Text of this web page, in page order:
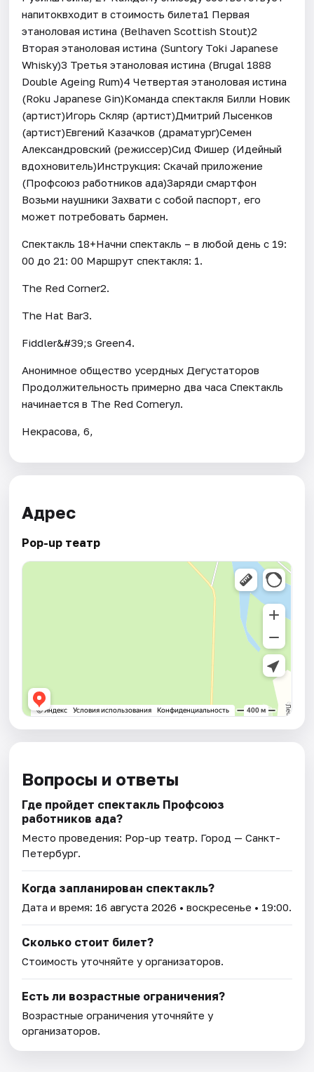
напитоквходит в стоимость билета1 Первая
этаноловая истина (Belhaven Scottish Stout)2
Вторая этаноловая истина (Suntory Toki Japanese
Whisky)3 Третья этаноловая истина (Brugal 1888
Double Ageing Rum)4 Четвертая этаноловая истина
(Roku Japanese Gin)Команда спектакля Билли Новик
(артист)Игорь Скляр (артист)Дмитрий Лысенков
(артист)Евгений Казачков (драматург)Семен
Александровский (режиссер)Сид Фишер (Идейный
вдохновитель)Инструкция: Скачай приложение
(Профсоюз работников ада)Заряди смартфон
Возьми наушники Захвати с собой паспорт, его
может потребовать бармен.
Спектакль 18+Начни спектакль – в любой день с 19:
00 до 21: 00 Маршрут спектакля: 1.
The Red Corner2.
The Hat Bar3.
Fiddler&#39;s Green4.
Анонимное общество усердных Дегустаторов
Продолжительность примерно два часа Спектакль
начинается в The Red Cornerул.
Некрасова, 6,
Адрес
Pop-up театр
Вопросы и ответы
Где пройдет спектакль Профсоюз
работников ада?
Место проведения: Pop-up театр. Город — Санкт-
Петербург.
Когда запланирован спектакль?
Дата и время: 16 августа 2026 • воскресенье • 19:00.
Сколько стоит билет?
Стоимость уточняйте у организаторов.
Есть ли возрастные ограничения?
Возрастные ограничения уточняйте у
организаторов.